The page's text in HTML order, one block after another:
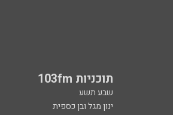
תוכניות 103fm
שבע תשע
ינון מגל ובן כספית